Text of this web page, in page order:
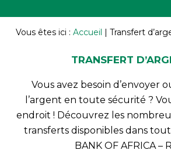
Vous êtes ici : Accueil | Transfert
TRANSFERT
Vous avez besoin d’envoyer
l’argent en toute sécurité ?
endroit ! Découvrez les
transferts disponibles dans
BANK OF AFRICA –